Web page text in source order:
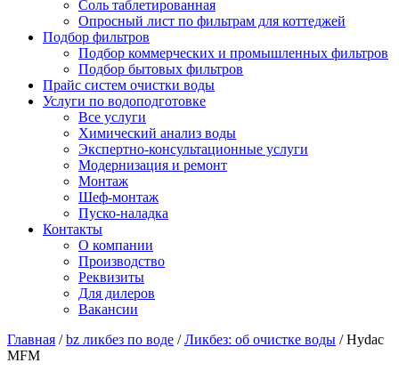
Соль таблетированная
Опросный лист по фильтрам для коттеджей
Подбор фильтров
Подбор коммерческих и промышленных фильтров
Подбор бытовых фильтров
Прайс систем очистки воды
Услуги по водоподготовке
Все услуги
Химический анализ воды
Экспертно-консультационные услуги
Модернизация и ремонт
Монтаж
Шеф-монтаж
Пуско-наладка
Контакты
О компании
Производство
Реквизиты
Для дилеров
Вакансии
Главная /bz ликбез по воде /Ликбез: об очистке воды /Hydac
MFM